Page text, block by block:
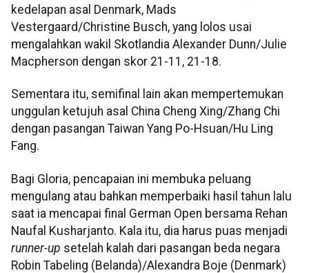
kedelapan asal Denmark, Mads
Vestergaard/Christine Busch, yang lolos usai
mengalahkan wakil Skotlandia Alexander Dunn/Julie
Macpherson dengan skor 21-11, 21-18.
Sementara itu, semifinal lain akan mempertemukan
unggulan ketujuh asal China Cheng Xing/Zhang Chi
dengan pasangan Taiwan Yang Po-Hsuan/Hu Ling
Fang.
Bagi Gloria, pencapaian ini membuka peluang
mengulang atau bahkan memperbaiki hasil tahun lalu
saat ia mencapai final German Open bersama Rehan
Naufal Kusharjanto. Kala itu, dia harus puas menjadi
runner-up setelah kalah dari pasangan beda negara
Robin Tabeling (Belanda)/Alexandra Boje (Denmark)